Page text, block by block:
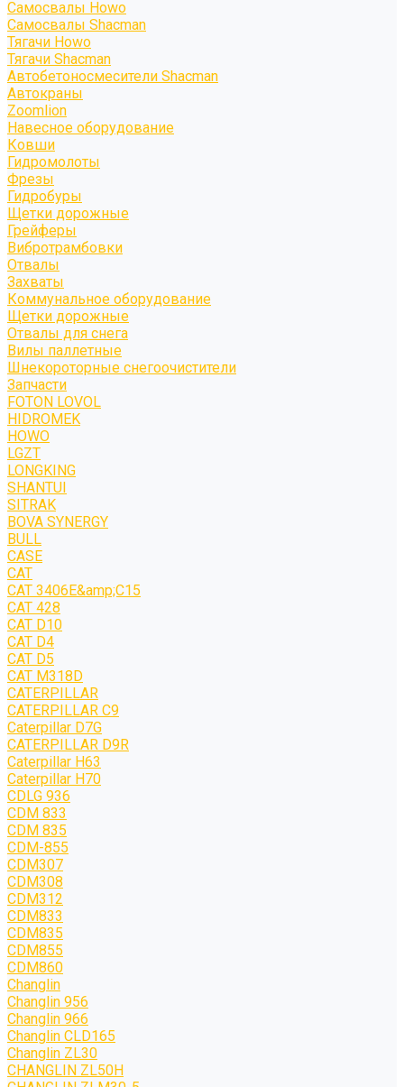
Самосвалы Howo
Самосвалы Shacman
Тягачи Howo
Тягачи Shacman
Автобетоносмесители Shacman
Автокраны
Zoomlion
Навесное оборудование
Ковши
Гидромолоты
Фрезы
Гидробуры
Щетки дорожные
Грейферы
Вибротрамбовки
Отвалы
Захваты
Коммунальное оборудование
Щетки дорожные
Отвалы для снега
Вилы паллетные
Шнекороторные снегоочистители
Запчасти
FOTON LOVOL
HIDROMEK
HOWO
LGZT
LONGKING
SHANTUI
SITRAK
BOVA SYNERGY
BULL
CASE
CAT
CAT 3406E&amp;C15
CAT 428
CAT D10
CAT D4
CAT D5
CAT M318D
CATERPILLAR
CATERPILLAR C9
Caterpillar D7G
CATERPILLAR D9R
Caterpillar H63
Caterpillar H70
CDLG 936
CDM 833
CDM 835
CDM-855
CDM307
CDM308
CDM312
CDM833
CDM835
CDM855
CDM860
Changlin
Changlin 956
Changlin 966
Changlin CLD165
Changlin ZL30
CHANGLIN ZL50H